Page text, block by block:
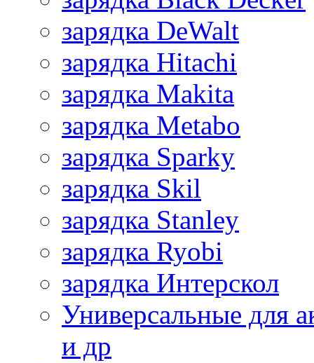
зарядка DeWalt
зарядка Hitachi
зарядка Makita
зарядка Metabo
зарядка Sparky
зарядка Skil
зарядка Stanley
зарядка Ryobi
зарядка Интерскол
Универсальные для
и др